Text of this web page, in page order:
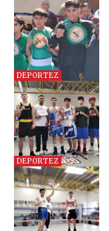
DEPORTEZ
DEPORTEZ